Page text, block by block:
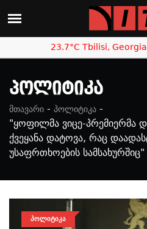
23.7°C Tbilisi, Georgia
Პოლიტიკა
მთავარი - პოლიტიკა -
"ყოფილმა ვიცე-პრემიერმა
ქვეყანა დატოვა, რაც
უსაფრთხოების სამსახურშიც"
ᲞᲝᲚᲘᲢᲘᲙᲐ